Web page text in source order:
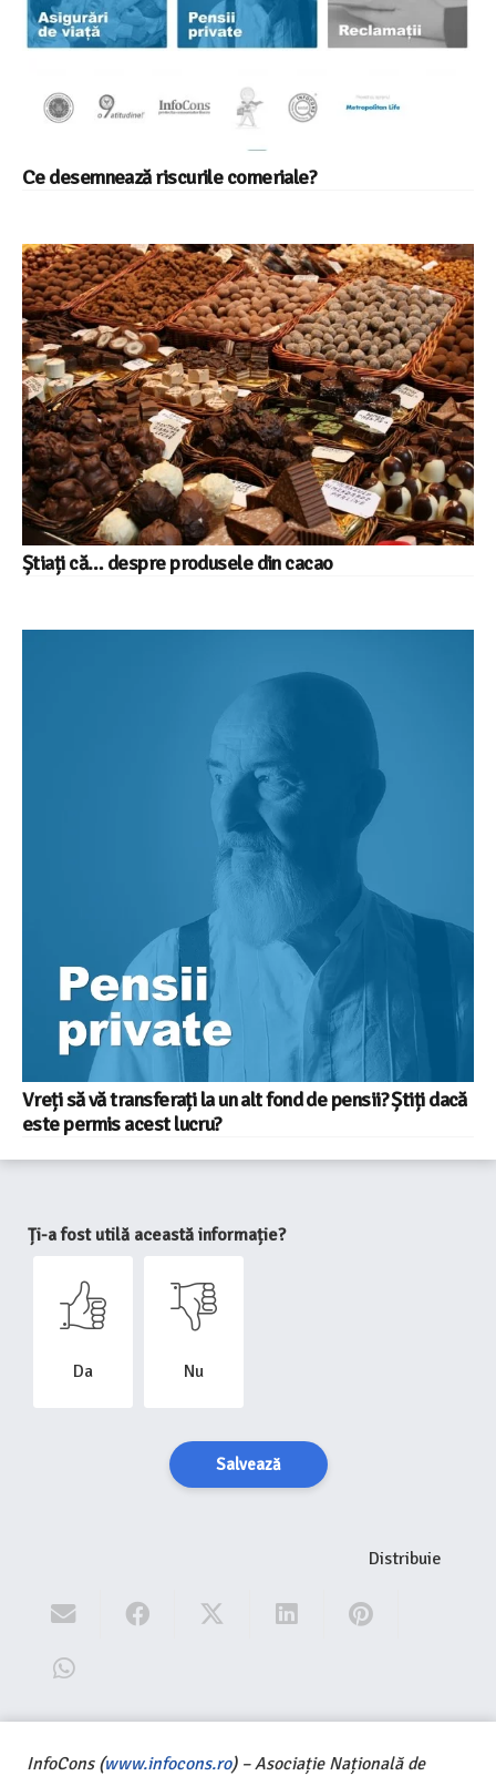
Ce desemnează riscurile comeriale?
Știați că… despre produsele din cacao
Vreți să vă transferați la un alt fond de pensii? Știți dacă
este permis acest lucru?
Ți-a fost utilă această informație?
Da Nu
Salvează
Distribuie
InfoCons (www.infocons.ro) – Asociație Națională de